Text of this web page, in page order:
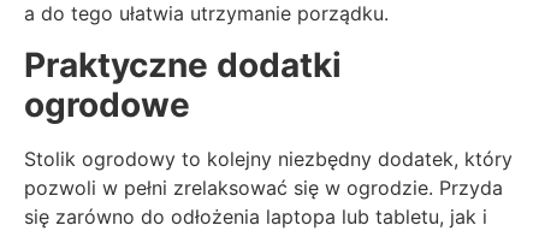
a do tego ułatwia utrzymanie porządku.
Praktyczne dodatki
ogrodowe
Stolik ogrodowy to kolejny niezbędny dodatek, który
pozwoli w pełni zrelaksować się w ogrodzie. Przyda
się zarówno do odłożenia laptopa lub tabletu, jak i